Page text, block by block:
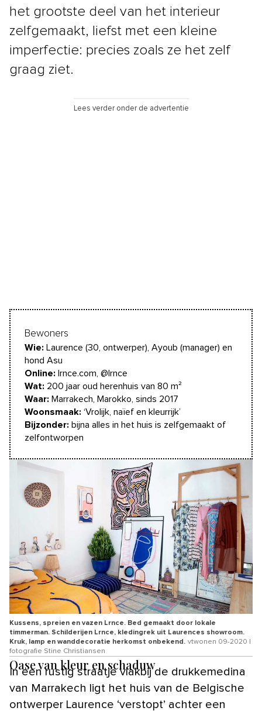
het grootste deel van het interieur
zelfgemaakt, liefst met een kleine
imperfectie: precies zoals ze het zelf
graag ziet.
Lees verder onder de advertentie
Bewoners
Wie: Laurence (30, ontwerper), Ayoub (manager) en
hond Asu
Online: lrnce.com, @lrnce
Wat: 200 jaar oud herenhuis van 80 m²
Waar: Marrakech, Marokko, sinds 2017
Woonsmaak: ‘Vrolijk, naïef en kleurrijk’
Bijzonder: bijna alles in het huis is zelfgemaakt of
zelfontworpen
Kussens, spreien en vazen Lrnce. Bed gemaakt door lokale
timmerman. Schilderijen Lrnce, kledingrek uit Laurences showroom.
Kruk, lamp en wanddecoratie herkomst onbekend. vtwonen 09-2020 |
fotografie Stine Christiansen
Oase van kleur en schaduw
In een rustig straatje vlakbij de drukkemedina
van Marrakech ligt het huis van de Belgische
ontwerper Laurence ‘verstopt’ achter een